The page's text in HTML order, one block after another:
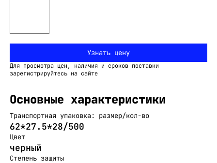
Узнать цену
Для просмотра цен, наличия и сроков поставки
зарегистрируйтесь на сайте
Основные характеристики
Транспортная упаковка: размер/кол-во
62*27.5*28/500
Цвет
черный
Степень защиты